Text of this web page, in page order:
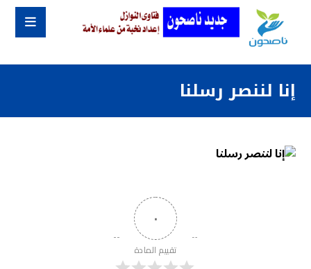
إنا لننصر رسلنا
٠
تقييم المادة